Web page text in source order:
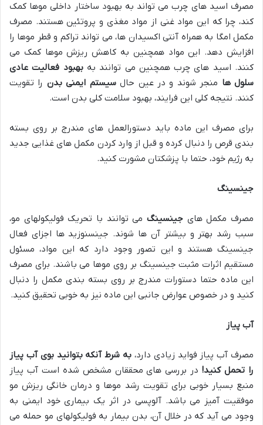
مصرف اسید های چرب می تواند به بهبود ساختار داخلی موها کمک
کند، چرا که این مواد غنی از مواد مغذی و پروتئین هستند. مصرف
مکمل امگا به همراه آنتی اکسیدان ها، می تواند تراکم و قطر موها را
افزایش دهد. این مواد همچنین به کاهش ریزش موها کمک می
کنند. اسید های چرب همچنین می توانند به بهبود فعالیت عادی
سلول ها منجر شوند و در عین حالسیستم ایمنی بدن را تقویت
کنند. نتیجه کلی این فرایند، بهبود سلامت کلی بدن است.
برای مصرف این ماده باید دستورالعمل های مندرج بر روی بسته
بندی قرص را دنبال کرده و قبل از وارد کردن مکمل های غذایی جدید
به رژیم خود، حتما با پزشکتان مشورت کنید.
جینسینگ
مصرف مکمل های جینسینگ می توانند با تحریک فولیکولهای مو،
سبب رشد بهتر و بیشتر آن ها شوند. جینسنوزید ها اجزای فعال
جینسینگ هستند و این تصور وجود دارد که این مواد، مسئول
مستقیم اثرات مثبت جینسینگ بر روی موها می باشند. برای مصرف
این ماده حتما دستورات مندرج بر روی بسته بندی مکمل را دنبال
کنید و در خصوص عوارض جانبی این ماده نیز به خوبی تحقیق کنید.
آب پیاز
مصرف آب پیاز فواید زیادی دارد، به شرط آنکه بتوانید بوی آب پیاز
را تحمل کنید!در بررسی های محققان مشخص شده است آب پیاز
منبع بسیار خوبی برای تقویت رشد موها و درمان خانگی ریزش مو
موفقیت آمیز می باشد. آلوپسی در اثر یک بیماری خود ایمنی به
وجود می آید که در خلال آن، بدن بیمار به فولیکولهای مو حمله می